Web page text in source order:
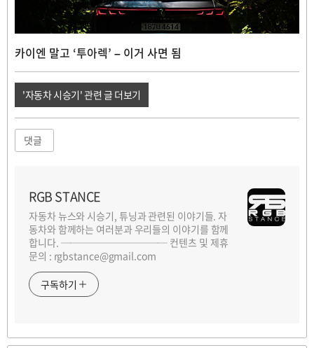
카이엔 말고 ‘투아렉’ – 이거 사면 됨
'자동차 시승기' 관련 글 더보기
댓글
RGB STANCE
자동차 뉴스와 시승기, 튜닝과 관련된 이야기들. 자
동차와 함께하는 여러분과 우리들의 이야기를 함께
합니다. ─────────── 컨텐츠 및 제휴
문의 : rgbstance@gmail.com
구독하기